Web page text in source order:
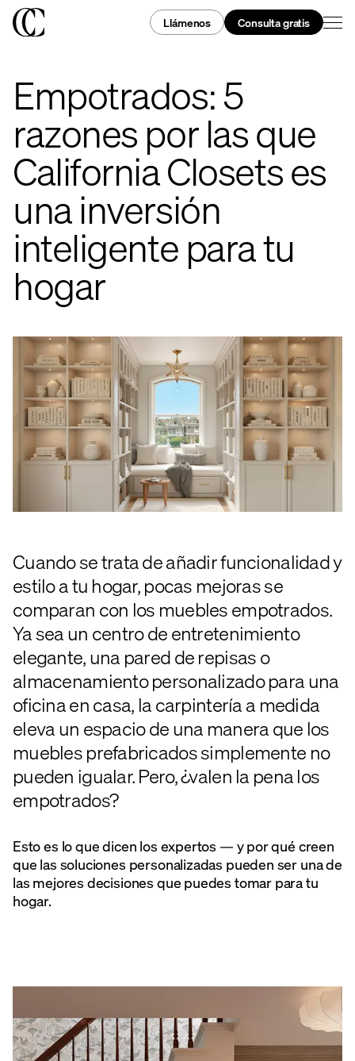
Llámenos Consulta gratis
Empotrados: 5
razones por las que
California Closets es
una inversión
inteligente para tu
hogar
Cuando se trata de añadir funcionalidad y
estilo a tu hogar, pocas mejoras se
comparan con los muebles empotrados.
Ya sea un centro de entretenimiento
elegante, una pared de repisas o
almacenamiento personalizado para una
oficina en casa, la carpintería a medida
eleva un espacio de una manera que los
muebles prefabricados simplemente no
pueden igualar. Pero, ¿valen la pena los
empotrados?
Esto es lo que dicen los expertos — y por qué creen
que las soluciones personalizadas pueden ser una de
las mejores decisiones que puedes tomar para tu
hogar.